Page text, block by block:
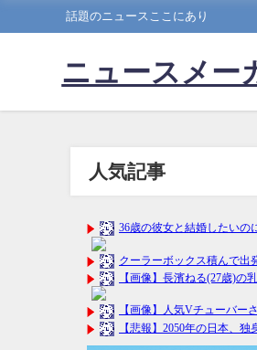
話題のニュースここにあり
ニュースメー
人気記事